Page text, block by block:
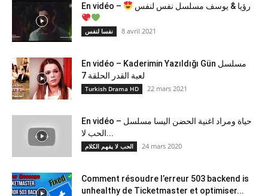
En vidéo – رؤيا & يوسف مسلسل نفس لنفس
نفسا لنفس 8 avril 2021
En vidéo – Kaderimin Yazıldığı Gün مسلسل
لعبة القدر الحلقة 7
Turkish Drama HD 22 mars 2021
En vidéo – حياة ومراد اغنية الحضن اليسا مسلسل
الحب لا...
الحب لا يفهم الكلام 24 mars 2020
Comment résoudre l’erreur 503 backend is
unhealthy de Ticketmaster et optimiser...